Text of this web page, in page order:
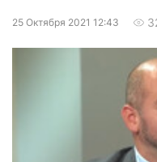
25 Октября 2021 12:43